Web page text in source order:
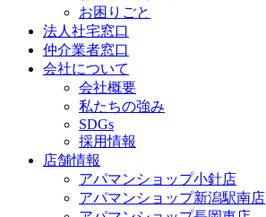
お困りごと
法人社宅窓口
仲介業者窓口
会社について
会社概要
私たちの強み
SDGs
採用情報
店舗情報
アパマンショップ小針店
アパマンショップ新潟駅南店